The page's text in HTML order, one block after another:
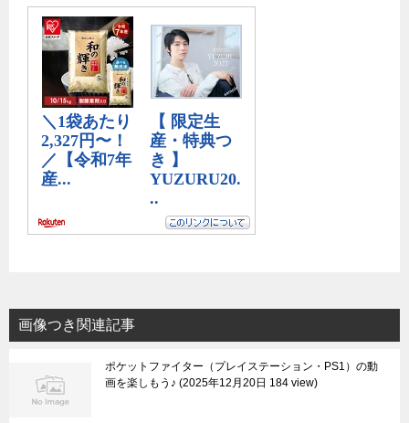
画像つき関連記事
ポケットファイター（プレイステーション・PS1）の動
画を楽しもう♪ 2025年12月20日 184 view